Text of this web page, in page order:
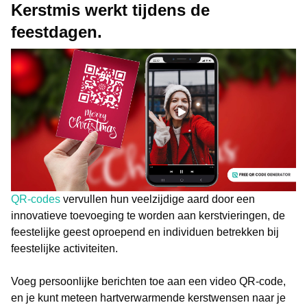
Kerstmis werkt tijdens de
feestdagen.
QR-codes vervullen hun veelzijdige aard door een
innovatieve toevoeging te worden aan kerstvieringen, de
feestelijke geest oproepend en individuen betrekken bij
feestelijke activiteiten.
Voeg persoonlijke berichten toe aan een video QR-code,
en je kunt meteen hartverwarmende kerstwensen naar je